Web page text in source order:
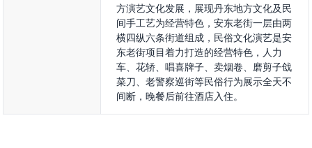
方演艺文化发展，展现丹东地方文化及民
间手工艺为经营特色，安东老街一层由两
横四纵六条街道组成，民俗文化演艺是安
东老街项目着力打造的经营特色，人力
车、花轿、唱喜牌子、卖烟卷、磨剪子戗
菜刀、老警察巡街等民俗行为展示全天不
间断，晚餐后前往酒店入住。